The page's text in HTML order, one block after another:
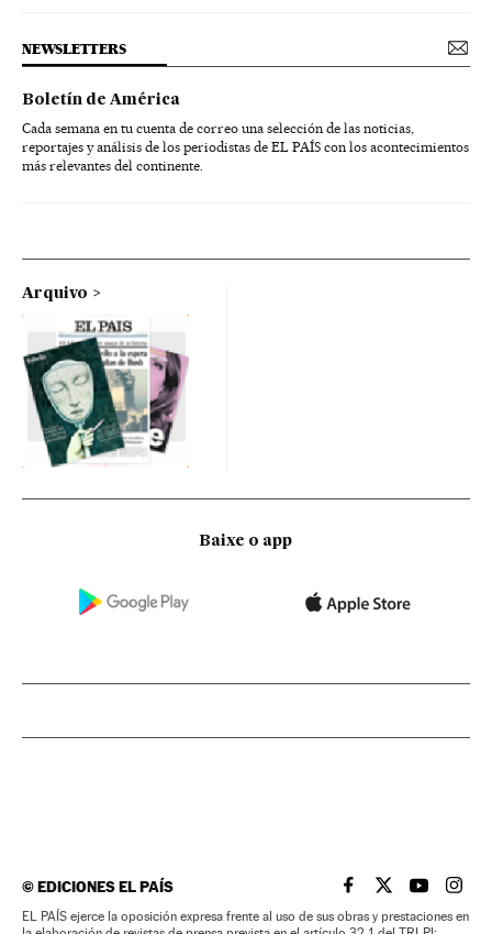
NEWSLETTERS
Boletín de América
Cada semana en tu cuenta de correo una selección de las noticias,
reportajes y análisis de los periodistas de EL PAÍS con los acontecimientos
más relevantes del continente.
Arquivo
Baixe o app
©EDICIONES EL PAÍS EL PAÍS BRASIL EN
EL PAÍSEL PAÍS
EL
EL PAÍS ejerce la oposición expresa frente al uso de sus obras y prestaciones en